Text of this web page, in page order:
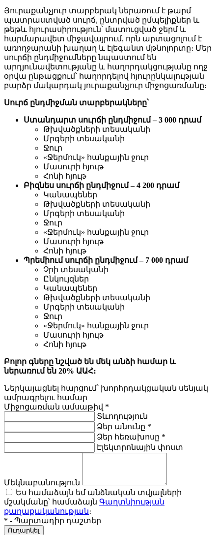
Յուրաքանչյուր տարբերակ ներառում է թարմ
պատրաստված սուրճ, ընտրված ըմպելիքներ և
թեթև հյուրասիրություն՝ մատուցված ջերմ և
հարմարավետ միջավայրում, որն արտացոլում է
առողջարանի խաղաղ և էլեգանտ մթնոլորտը։ Մեր
սուրճի ընդմիջումները նպաստում են
արդյունավետությանը և հաղորդակցությանը ողջ
օրվա ընթացքում՝ հաղորդելով հյուրընկալության
բարձր մակարդակ յուրաքանչյուր միջոցառմանը։
Սուրճ ընդմիջման տարբերակները՝
Ստանդարտ սուրճի ընդմիջում – 3 000 դրամ
Թխվածքների տեսականի
Մրգերի տեսականի
Ջուր
«Ջերմուկ» հանքային ջուր
Մասուրի հյութ
Հոնի հյութ
Բիզնես սուրճի ընդմիջում – 4 200 դրամ
Կանապեներ
Թխվածքների տեսականի
Մրգերի տեսականի
Ջուր
«Ջերմուկ» հանքային ջուր
Մասուրի հյութ
Հոնի հյութ
Պրեմիում սուրճի ընդմիջում – 7 000 դրամ
Չրի տեսականի
Ընկույզներ
Կանապեներ
Թխվածքների տեսականի
Մրգերի տեսականի
Ջուր
«Ջերմուկ» հանքային ջուր
Մասուրի հյութ
Հոնի հյութ
Բոլոր գները նշված են մեկ անձի համար և
ներառում են 20% ԱԱՀ։
Ներկայացնել հարցում՝ խորհրդակցական սենյակ
ամրագրելու համար
Միջոցառման ամսաթիվ *
Տևողություն
Ձեր անունը *
Ձեր հեռախոսը *
Էլեկտրոնային փոստ
Մեկնաբանություն
Ես համաձայն եմ անձնական տվյալների
մշակմանը՝ համաձայն Գաղտնիության
քաղաքականության։
* - Պարտադիր դաշտեր
Ուղարկել